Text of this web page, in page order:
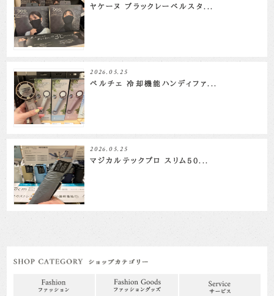
ヤケーヌ ブラックレーベルスタ...
2026.05.25
ペルチェ 冷却機能ハンディファ...
2026.05.25
マジカルテックプロ スリム50...